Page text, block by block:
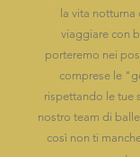
la vita
viaggiare con
porteremo nei
comprese le
rispettando le tue
nostro team di
così non ti